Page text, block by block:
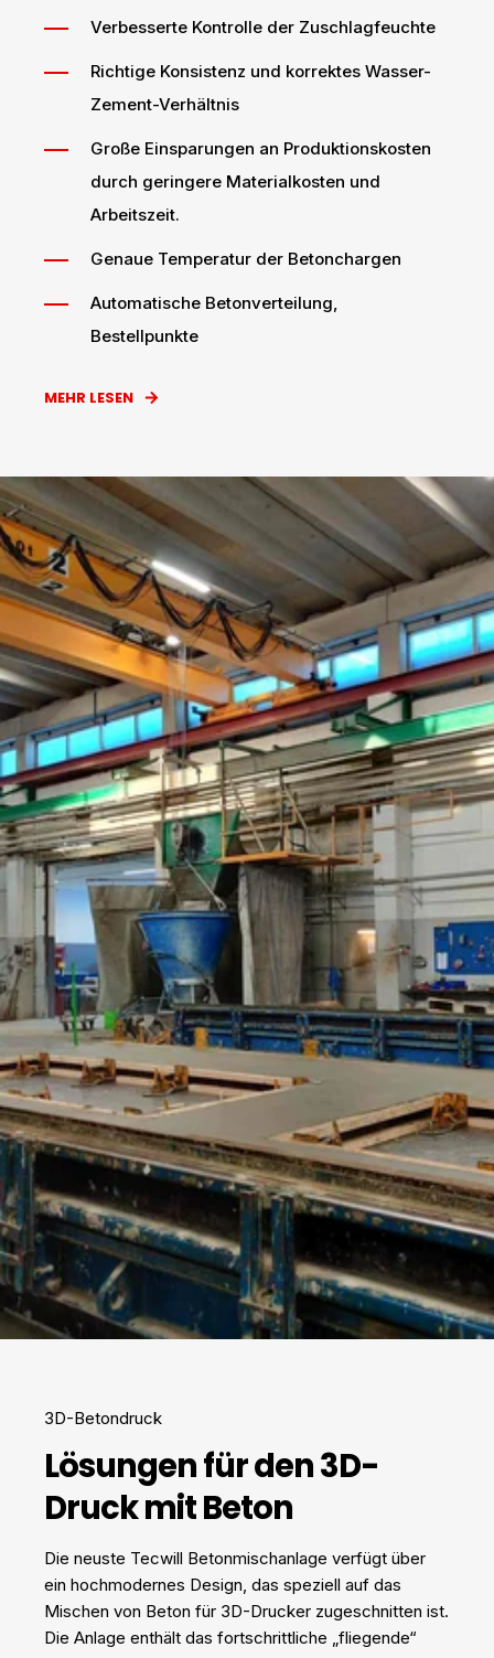
Verbesserte Kontrolle der Zuschlagfeuchte
Richtige Konsistenz und korrektes Wasser-
Zement-Verhältnis
Große Einsparungen an Produktionskosten
durch geringere Materialkosten und
Arbeitszeit.
Genaue Temperatur der Betonchargen
Automatische Betonverteilung,
Bestellpunkte
MEHR LESEN
3D-Betondruck
Lösungen für den 3D-
Druck mit Beton
Die neuste Tecwill Betonmischanlage verfügt über
ein hochmodernes Design, das speziell auf das
Mischen von Beton für 3D-Drucker zugeschnitten ist.
Die Anlage enthält das fortschrittliche „fliegende“